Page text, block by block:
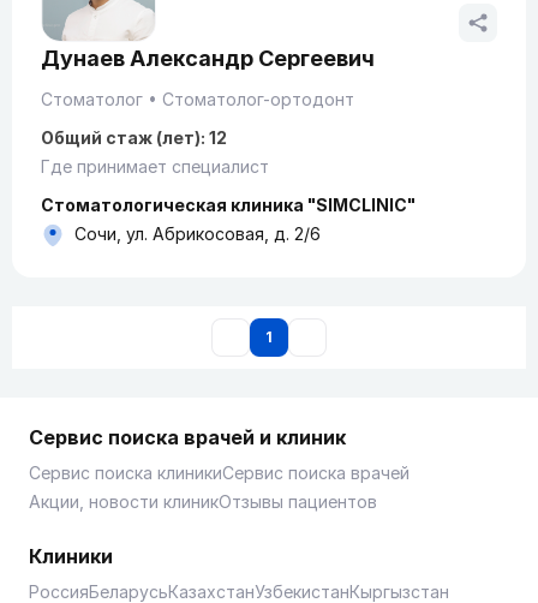
Дунаев Александр Сергеевич
Стоматолог
Стоматолог-ортодонт
Общий стаж (лет): 12
Где принимает специалист
Стоматологическая клиника "SIMCLINIC"
Сочи, ул. Абрикосовая, д. 2/6
1
Сервис поиска врачей и клиник
Сервис поиска клиникиСервис поиска врачей
Акции, новости клиникОтзывы пациентов
Клиники
РоссияБеларусьКазахстанУзбекистанКыргызстан